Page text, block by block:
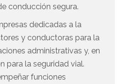
conducción segura.
dedicadas a la
y conductoras para la
administrativas y, en
para la seguridad vial.
funciones